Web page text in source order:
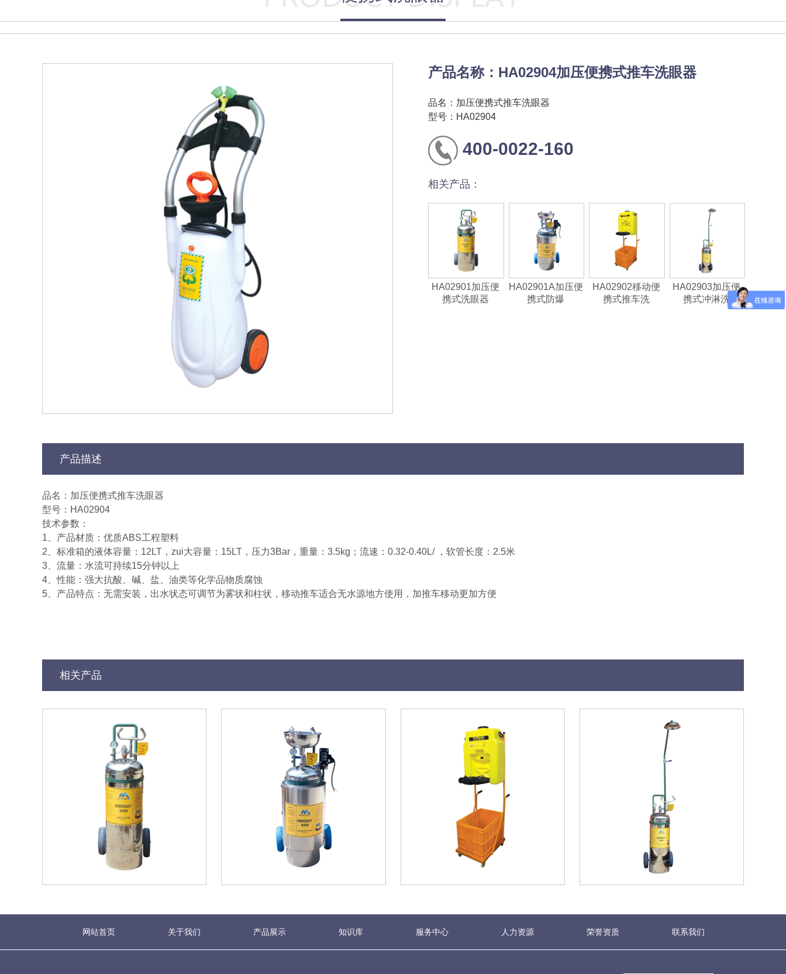
产品名称：HA02904加压便携式推车洗眼器
品名：加压便携式推车洗眼器
型号：HA02904
400-0022-160
相关产品：
HA02901加压便
携式洗眼器
HA02901A加压便
携式防爆
HA02902移动便
携式推车洗
HA02903加压便
携式冲淋洗
产品描述
品名：加压便携式推车洗眼器
型号：HA02904
技术参数：
1、产品材质：优质ABS工程塑料
2、标准箱的液体容量：12LT，zui大容量：15LT，压力3Bar，重量：3.5kg；流速：0.32-0.40L/ ，软管长度：2.5米
3、流量：水流可持续15分钟以上
4、性能：强大抗酸、碱、盐、油类等化学品物质腐蚀
5、产品特点：无需安装，出水状态可调节为雾状和柱状，移动推车适合无水源地方使用，加推车移动更加方便
相关产品
网站首页 关于我们 产品展示 知识库 服务中心 人力资源 荣誉资质 联系我们